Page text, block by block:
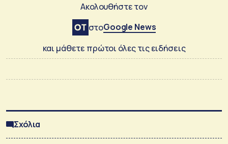
Ακολουθήστε τον
στοGoogle News
και μάθετε πρώτοι όλες τις ειδήσεις
Σχόλια